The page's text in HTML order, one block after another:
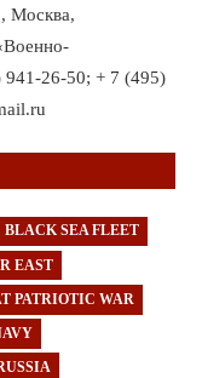
Москва,
941-26-50; + 7 (495)
BLACK SEA FLEET
EAST
PATRIOTIC WAR